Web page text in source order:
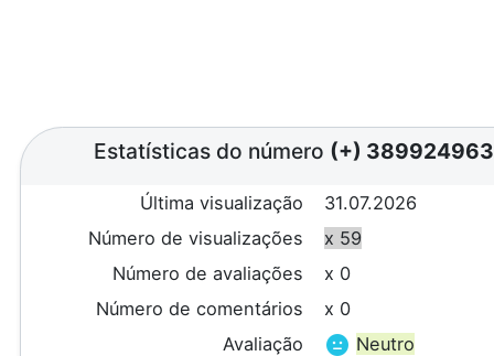
Estatísticas do número (+)
Última visualização
31.07.2026
Número de visualizações
x 59
Número de avaliações
x 0
Número de comentários
x 0
Avaliação
Neutro